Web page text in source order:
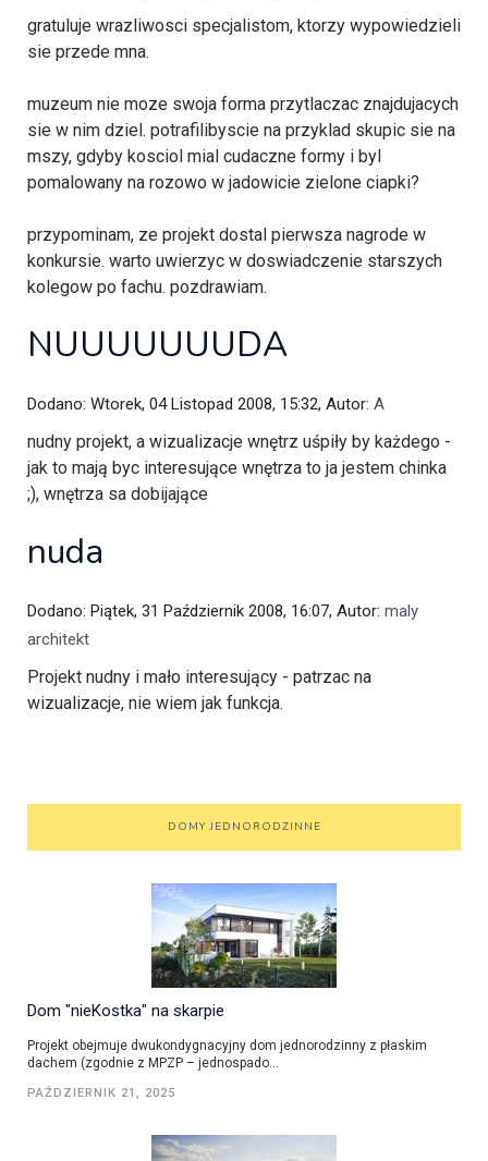
gratuluje wrazliwosci specjalistom, ktorzy wypowiedzieli
sie przede mna.
muzeum nie moze swoja forma przytlaczac znajdujacych
sie w nim dziel. potrafilibyscie na przyklad skupic sie na
mszy, gdyby kosciol mial cudaczne formy i byl
pomalowany na rozowo w jadowicie zielone ciapki?
przypominam, ze projekt dostal pierwsza nagrode w
konkursie. warto uwierzyc w doswiadczenie starszych
kolegow po fachu. pozdrawiam.
NUUUUUUUDA
Dodano: Wtorek, 04 Listopad 2008, 15:32, Autor: A
nudny projekt, a wizualizacje wnętrz uśpiły by każdego -
jak to mają byc interesujące wnętrza to ja jestem chinka
;), wnętrza sa dobijające
nuda
Dodano: Piątek, 31 Październik 2008, 16:07, Autor: maly
architekt
Projekt nudny i mało interesujący - patrzac na
wizualizacje, nie wiem jak funkcja.
DOMY JEDNORODZINNE
Dom "nieKostka" na skarpie
Projekt obejmuje dwukondygnacyjny dom jednorodzinny z płaskim
dachem (zgodnie z MPZP – jednospado...
PAŹDZIERNIK 21, 2025